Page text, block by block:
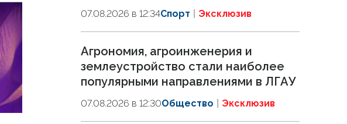
07.08.2026 в 12:34Спорт Эксклюзив
Агрономия, агроинженерия и
землеустройство стали наиболее
популярными направлениями в ЛГАУ
07.08.2026 в 12:30Общество Эксклюзив